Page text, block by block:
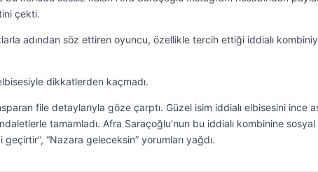
çekti.
adından söz ettiren oyuncu, özellikle tercih ettiği iddialı
dikkatlerden kaçmadı.
file detaylarıyla göze çarptı. Güzel isim iddialı elbisesini ince
tamamladı. Afra Saraçoğlu’nun bu iddialı kombinine sosyal
geçirtir”, “Nazara geleceksin” yorumları yağdı.